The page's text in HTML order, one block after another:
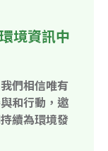
境資訊中
們相信唯有
和行動，邀
續為環境發